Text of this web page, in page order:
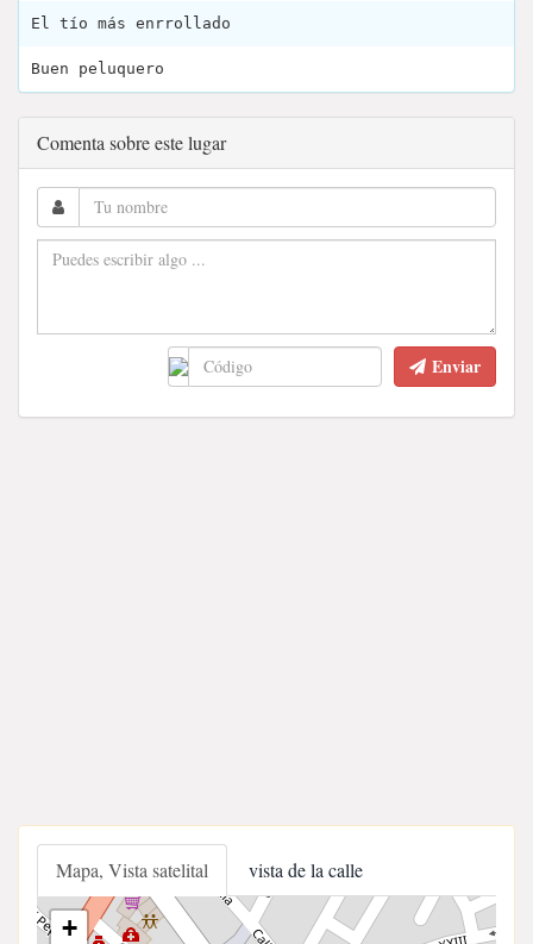
El tío más enrrollado
Buen peluquero
Comenta sobre este lugar
Enviar
Mapa, Vista satelital vista de la calle
+